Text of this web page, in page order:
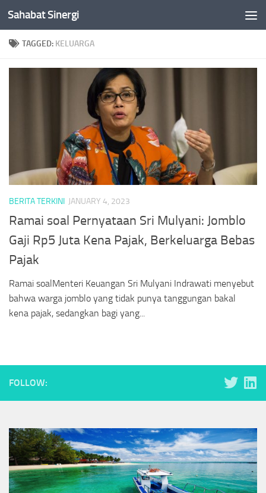
Skip to content
Sahabat Sinergi
TAGGED: KELUARGA
BERITA TERKINI JANUARY 4, 2023
Ramai soal Pernyataan Sri Mulyani: Jomblo
Gaji Rp5 Juta Kena Pajak, Berkeluarga Bebas
Pajak
Ramai soalMenteri Keuangan Sri Mulyani Indrawati menyebut
bahwa warga jomblo yang tidak punya tanggungan bakal
kena pajak, sedangkan bagi yang...
FOLLOW: